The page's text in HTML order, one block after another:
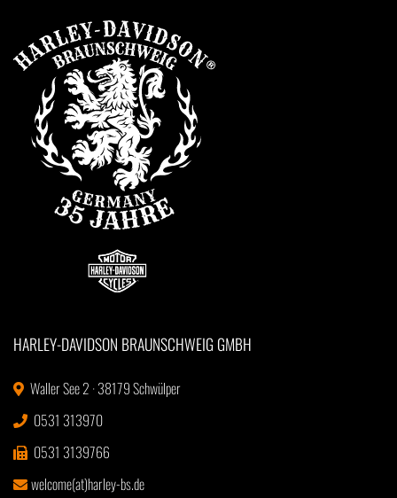
HARLEY-DAVIDSON BRAUNSCHWEIG GMBH
Waller See 2 · 38179 Schwülper
0531 313970
0531 3139766
welcome(at)harley-bs.de